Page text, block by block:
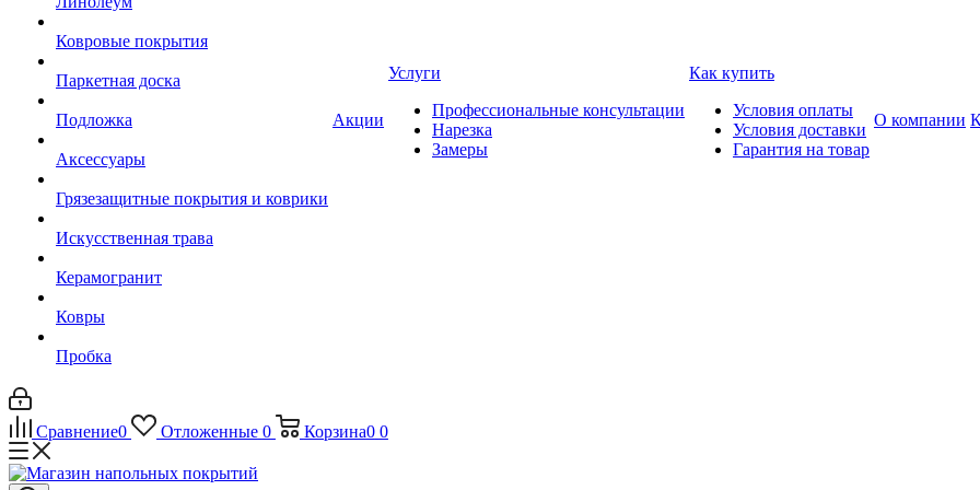
Ковровые покрытия
Паркетная доска
Подложка
Аксессуары
Грязезащитные покрытия и коврики
Искусственная трава
Керамогранит
Ковры
Пробка
Акции
Услуги
Профессиональные консультации
Нарезка
Замеры
Как купить
Условия оплаты
Условия доставки
Гарантия на товар
О компании
Сравнение0 Отложенные 0 Корзина0 0